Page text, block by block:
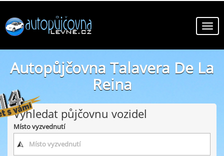
Autopůjčovna Talavera De La
Reina
online autopůjčovny ve městě Talavera De La Reina
Vyhledat půjčovnu vozidel
Místo vyzvednutí